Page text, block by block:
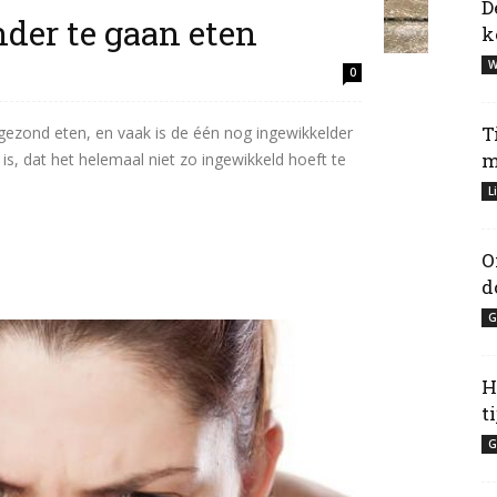
te gaan eten
0
eten, en vaak is de één nog ingewikkelder
dat het helemaal niet zo ingewikkeld hoeft te